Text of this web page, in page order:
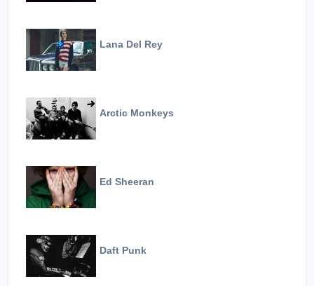
Lana Del Rey
Arctic Monkeys
Ed Sheeran
Daft Punk